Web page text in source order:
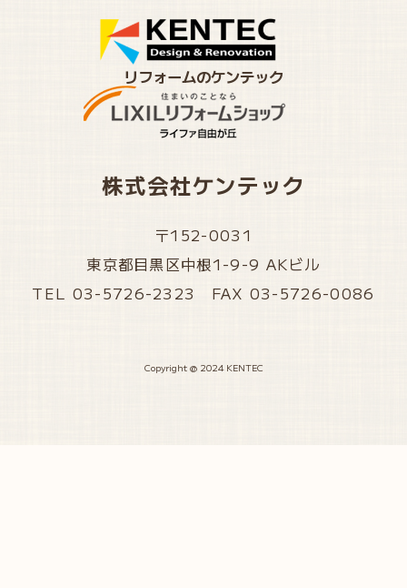
リフォームのケンテック
株式会社ケンテック
〒152-0031
東京都目黒区中根1-9-9 AKビル
TEL 03-5726-2323 FAX 03-5726-0086
Copyright @ 2024 KENTEC